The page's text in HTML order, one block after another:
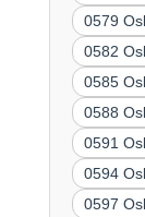
0579
0582
0585
0588
0591
0594
0597